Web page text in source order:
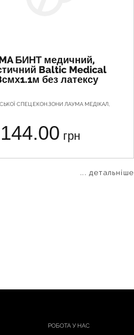
БИНТ медичний,
Baltic Medical
без латексу
СПЕЦ.ЕКОН.ЗОНИ ЛАУМА МЕДІКАЛ,
144.00 грн
... детальніше
РОБОТА У НАС